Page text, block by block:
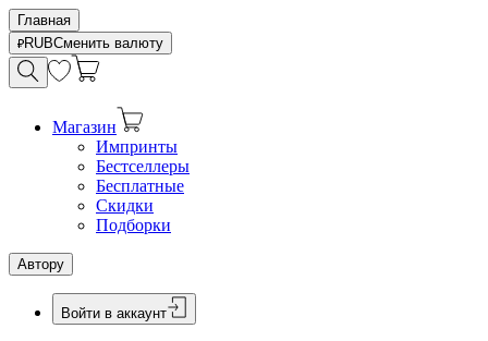
Главная
RUBСменить валюту
Магазин
Импринты
Бестселлеры
Бесплатные
Скидки
Подборки
Автору
Войти в аккаунт